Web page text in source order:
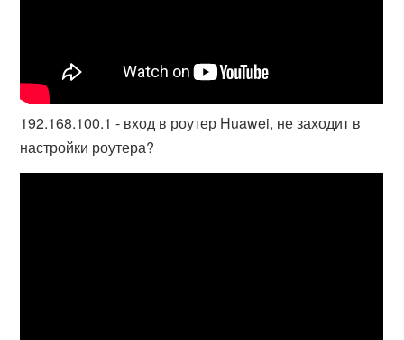
192.168.100.1 - вход в роутер Huawei, не заходит в
настройки роутера?